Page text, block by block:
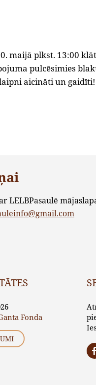
maijā plkst. 13:00
pulcēsimies
aicināti un gaidīti!
LELBPasaulē
Fonda